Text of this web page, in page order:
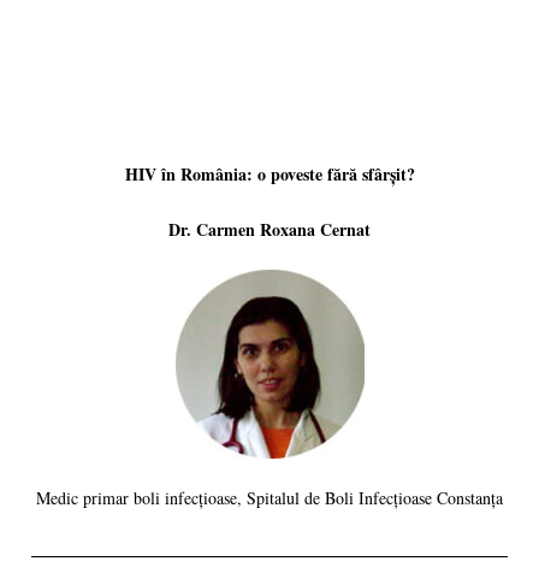
HIV în România: o poveste fără sfârșit?
Dr. Carmen Roxana Cernat
Medic primar boli infecțioase, Spitalul de Boli Infecțioase Constanța